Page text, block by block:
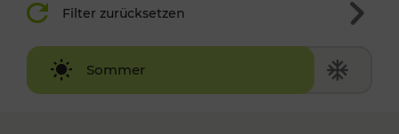
Filter zurücksetzen
Sommer
Winter